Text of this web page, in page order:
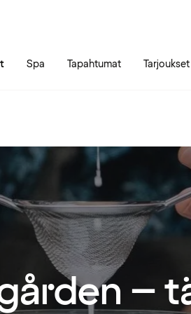
Spa Tapahtumat Tarjoukset
–